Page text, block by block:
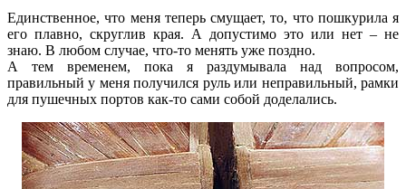
Единственное, что меня теперь смущает, то, что пошкурила я
его плавно, скруглив края. А допустимо это или нет – не
знаю. В любом случае, что-то менять уже поздно.
А тем временем, пока я раздумывала над вопросом,
правильный у меня получился руль или неправильный, рамки
для пушечных портов как-то сами собой доделались.